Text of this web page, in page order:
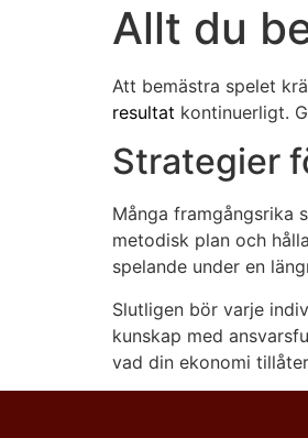
Allt du
Att bemästra spelet
resultat kontinuerligt.
Strategier
Många framgångsrika
metodisk plan och
spelande under en
Slutligen bör varje
kunskap med
vad din ekonomi